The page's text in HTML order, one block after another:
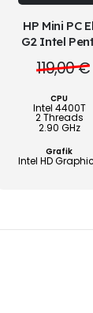
HP Mini PC
G2 Intel
119,00€
CPU
Intel 4400T
2 Threads
2.90 GHz
Grafik
Intel HD